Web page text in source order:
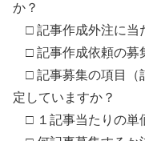
か？
□ 記事作成外注に当
□ 記事作成依頼の募
□ 記事募集の項目（
定していますか？
□ １記事当たりの単